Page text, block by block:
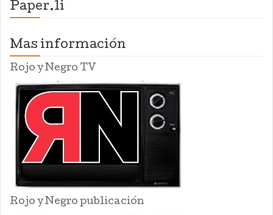
Paper.li
Mas información
Rojo y Negro TV
Rojo y Negro publicación